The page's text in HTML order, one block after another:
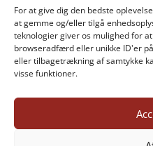
For at give dig den bedste
at gemme og/eller tilgå
teknologier giver os mulighed for
browseradfærd eller unikke ID'er
eller tilbagetrækning af samtykke
visse funktioner.
Donér til Inges
DONÉR
©inges-